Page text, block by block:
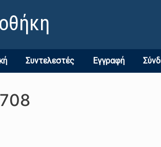
Συντελεστές Εγγραφή